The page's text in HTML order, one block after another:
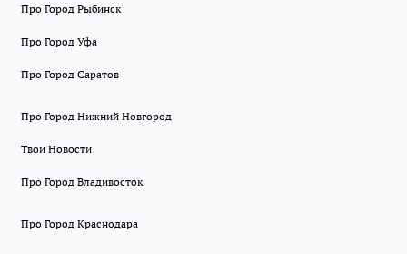
Про Город Рыбинск
Про Город Уфа
Про Город Саратов
Про Город Нижний Новгород
Твои Новости
Про Город Владивосток
Про Город Краснодара